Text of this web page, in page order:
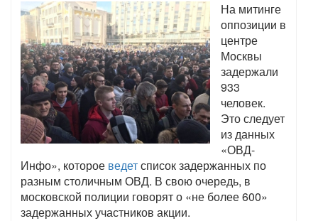
На митинге
оппозиции в
центре
Москвы
задержали
933
человек.
Это следует
из данных
«ОВД-
Инфо», которое ведетсписок задержанных по
разным столичным ОВД. В свою очередь, в
московской полиции говорят о «не более 600»
задержанных участников акции.